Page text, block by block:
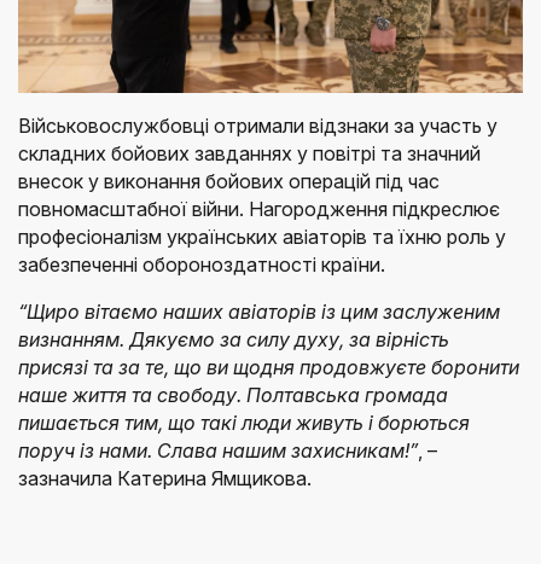
Військовослужбовці отримали відзнаки за участь у
складних бойових завданнях у повітрі та значний
внесок у виконання бойових операцій під час
повномасштабної війни. Нагородження підкреслює
професіоналізм українських авіаторів та їхню роль у
забезпеченні обороноздатності країни.
“Щиро вітаємо наших авіаторів із цим заслуженим
визнанням. Дякуємо за силу духу, за вірність
присязі та за те, що ви щодня продовжуєте боронити
наше життя та свободу. Полтавська громада
пишається тим, що такі люди живуть і борються
поруч із нами. ​Слава нашим захисникам!”, –
зазначила Катерина Ямщикова.